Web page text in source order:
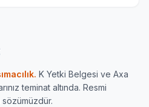
K Yetki Belgesi ve Axa
teminat altında. Resmi